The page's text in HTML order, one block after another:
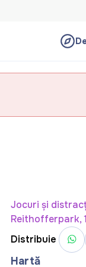
Jocuri și
Reithofferpark,
Distribuie
Hartă